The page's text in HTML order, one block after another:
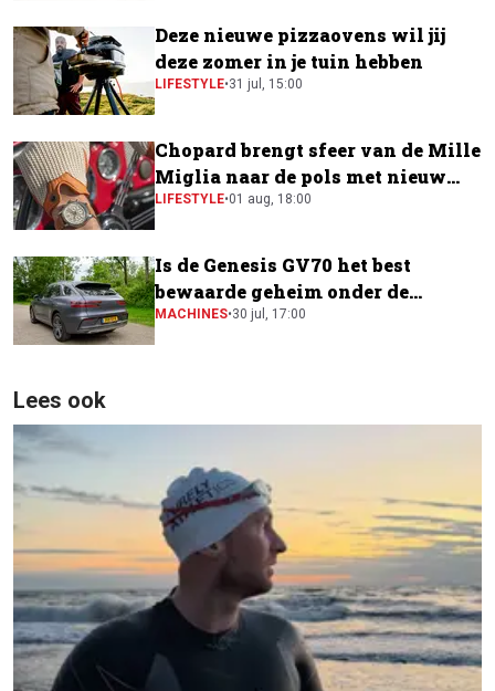
Deze nieuwe pizzaovens wil jij
deze zomer in je tuin hebben
LIFESTYLE•31 jul, 15:00
Chopard brengt sfeer van de Mille
Miglia naar de pols met nieuw
horloge
LIFESTYLE•01 aug, 18:00
Is de Genesis GV70 het best
bewaarde geheim onder de
elektrische SUV's?
MACHINES•30 jul, 17:00
Lees ook